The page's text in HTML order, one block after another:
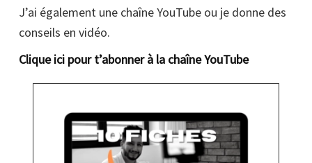
J’ai également une chaîne YouTube ou je donne des
conseils en vidéo.
Clique ici pour t’abonner à la chaîne YouTube